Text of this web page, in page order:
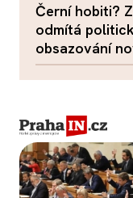
Černí hobiti?
odmítá
obsazování